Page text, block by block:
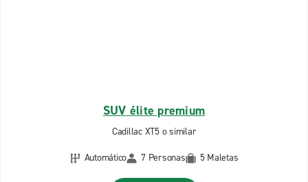
SUV élite premium
Cadillac XT5 o similar
Automático
7 Personas 5 Maletas